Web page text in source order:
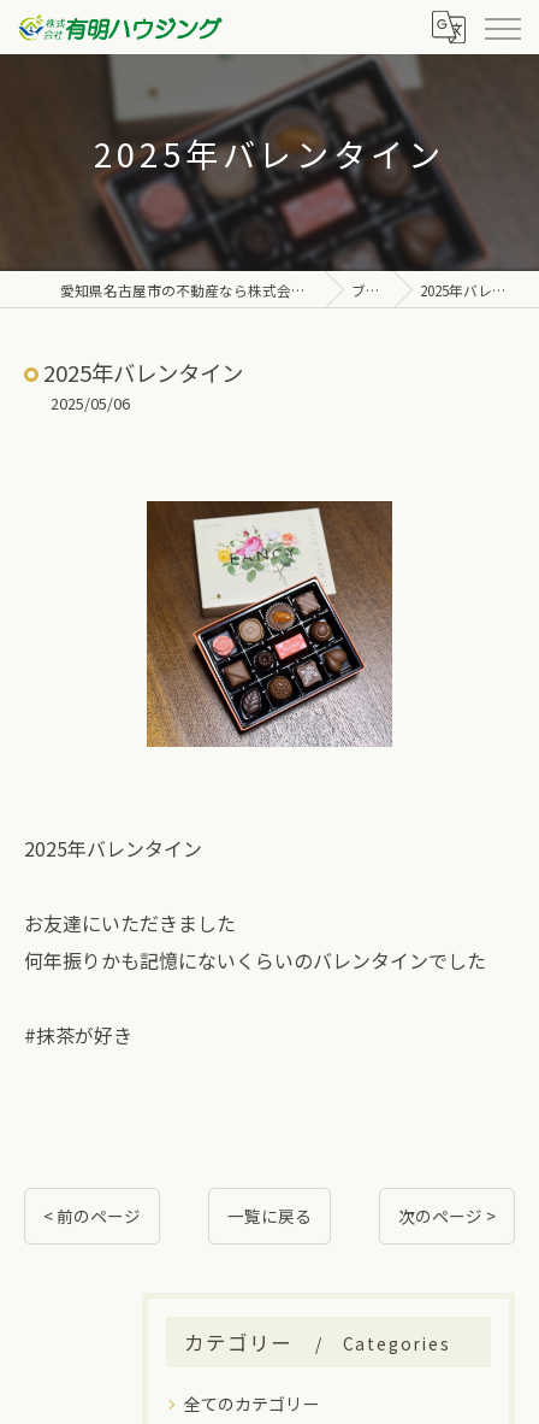
2025年バレンタイン
愛知県名古屋市の不動産なら株式会社有明ハウジング ブログ 2025年バレンタイン
2025年バレンタイン
2025/05/06
2025年バレンタイン
お友達にいただきました
何年振りかも記憶にないくらいのバレンタインでした
#抹茶が好き
< 前のページ 一覧に戻る 次のページ >
カテゴリー Categories
全てのカテゴリー